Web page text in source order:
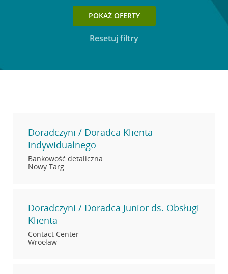
POKAŻ OFERTY
Resetuj filtry
Przycisk dostępny, gdy ustawisz filtry wyszukiwania.
Doradczyni / Doradca Klienta
Indywidualnego
Bankowość detaliczna
Nowy Targ
Doradczyni / Doradca Junior ds. Obsługi
Klienta
Contact Center
Wrocław